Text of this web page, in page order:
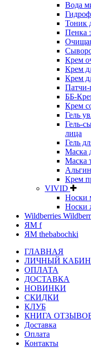
Вода
Тоник
Пенка
Крем
Крем
Крем
Патчи-
ББ-
Крем
Гель
Гель-
лица
Гель
Маска
Маска
Крем
VIVID
Носки
Носки
Wildberries
ЯМ f
ЯМ thebabochki
ГЛАВНАЯ
ЛИЧНЫЙ
ОПЛАТА
ДОСТАВКА
НОВИНКИ
СКИДКИ
КЛУБ
КНИГА
Доставка
Оплата
Контакты